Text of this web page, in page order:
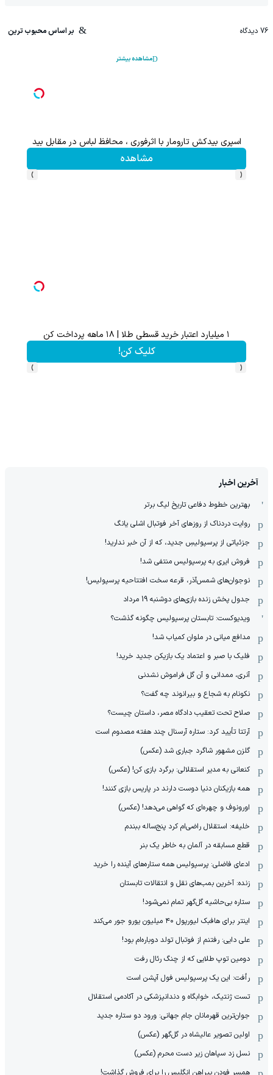
76 دیدگاه بر اساس محبوب ترین
مشاهده بیشتر
اسپری بیدکش تارومار با اثرفوری ، محافظ لباس در مقابل بید
مشاهده
‹
›
۱ میلیارد اعتبار خرید قسطی طلا | ۱۸ ماهه پرداخت کن
کلیک کن!
‹
›
آخرین اخبار
بهترین خطوط دفاعی تاریخ لیگ برتر
روایت دردناک از روزهای آخر فوتبال اشلی یانگ
جزئیاتی از پرسپولیسِ جدید، که از آن ‌خبر ندارید!
فروش ایری به پرسپولیس منتفی شد!
نوجوان‌های شمس‌آذر، قرعه سخت افتتاحیه پرسپولیس!
جدول پخش زنده بازی‌های دوشنبه 19 مرداد
ویدیوکست: تابستان پرسپولیس چگونه گذشت؟
مدافع میانی در ملوان کمیاب شد!
فلیک با صبر و اعتماد یک بازیکن جدید خرید!
آنری، ممدانی و آن گل فراموش نشدنی
نکونام به شجاع و بیرانوند چه گفت؟
صلاح تحت تعقیب دادگاه مصر، داستان چیست؟
آرتتا تأیید کرد: ستاره آرسنال چند هفته مصدوم است
گلزن مشهور شاگرد جباری شد (عکس)
کنعانی به مدیر استقلالی: برگرد بازی کن! (عکس)
همه بازیکنان دنیا دوست دارند در پاریس بازی کنند!
اورونوف و چهره‌ای که گواهی می‌دهد! (عکس)
خلیفه: استقلال راضی‌ام کرد پنج‌ساله ببندم
قطع مسابقه در آلمان به خاطر یک بنر
ادعای فاضلی: پرسپولیس همه ستاره‌های آینده را خرید
زنده: آخرین بمب‌های نقل و انتقالات تابستان
ستاره بی‌حاشیه گل‌گهر تمام نمی‌شود!
اینتر برای هافبک لیورپول ۴۰ میلیون یورو جور می‌کند
علی دایی: رفتنم از فوتبال تولد دوباره‌ام بود!
دومین توپ طلایی که از چنگ رئال رفت
رأفت: این یک پرسپولیس فول آپشن است
تست ژنتیک، خوابگاه و دندانپزشکی در آکادمی استقلال
جوان‌ترین قهرمانان جام جهانی: ورود دو ستاره جدید
اولین تصویر عالیشاه در گل‌گهر (عکس)
نسل زد سپاهان زیر دست محرم (عکس)
همسر فودن پیراهن انگلیس را برای فروش گذاشت!